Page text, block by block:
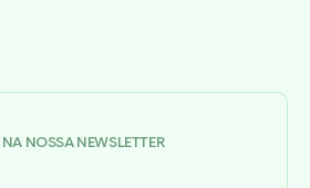
NOSSA NEWSLETTER